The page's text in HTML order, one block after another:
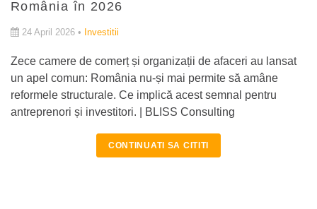
România în 2026
24 April 2026 • Investitii
Zece camere de comerț și organizații de afaceri au lansat
un apel comun: România nu-și mai permite să amâne
reformele structurale. Ce implică acest semnal pentru
antreprenori și investitori. | BLISS Consulting
CONTINUATI SA CITITI